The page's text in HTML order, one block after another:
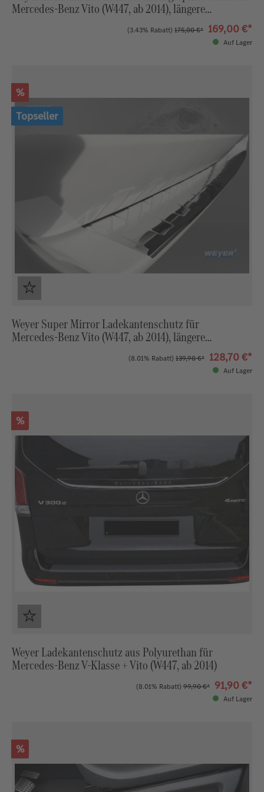
Mercedes‑Benz Vito (W447, ab 2014), längere
(3.43% Rabatt) 175,00 €* 169,00 €*
Auf Lager
Rabatt
%
Topseller
Weyer Super Mirror Ladekantenschutz für
Mercedes‑Benz Vito (W447, ab 2014), längere
(8.01% Rabatt) 139,90 €* 128,70 €*
Auf Lager
Rabatt
%
Weyer Ladekantenschutz aus Polyurethan für
Mercedes‑Benz V‑Klasse + Vito (W447, ab 2014)
(8.01% Rabatt) 99,90 €* 91,90 €*
Auf Lager
Rabatt
%